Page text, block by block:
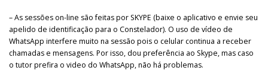
– As sessões on-line são feitas por SKYPE (baixe o aplicativo e envie seu
apelido de identificação para o Constelador). O uso de vídeo de
WhatsApp interfere muito na sessão pois o celular continua a receber
chamadas e mensagens. Por isso, dou preferência ao Skype, mas caso
o tutor prefira o video do WhatsApp, não há problemas.